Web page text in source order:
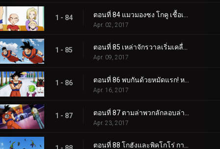
1 - 84
Apr. 02, 2017
1 - 85 ตอนที่ 85 เหล่าจักรวาลเริ่มเคลื่อนไหว ความรู้สึกของแต่ละคน
Apr. 09, 2017
1 - 86
Apr. 16, 2017
1 - 87
Apr. 23, 2017